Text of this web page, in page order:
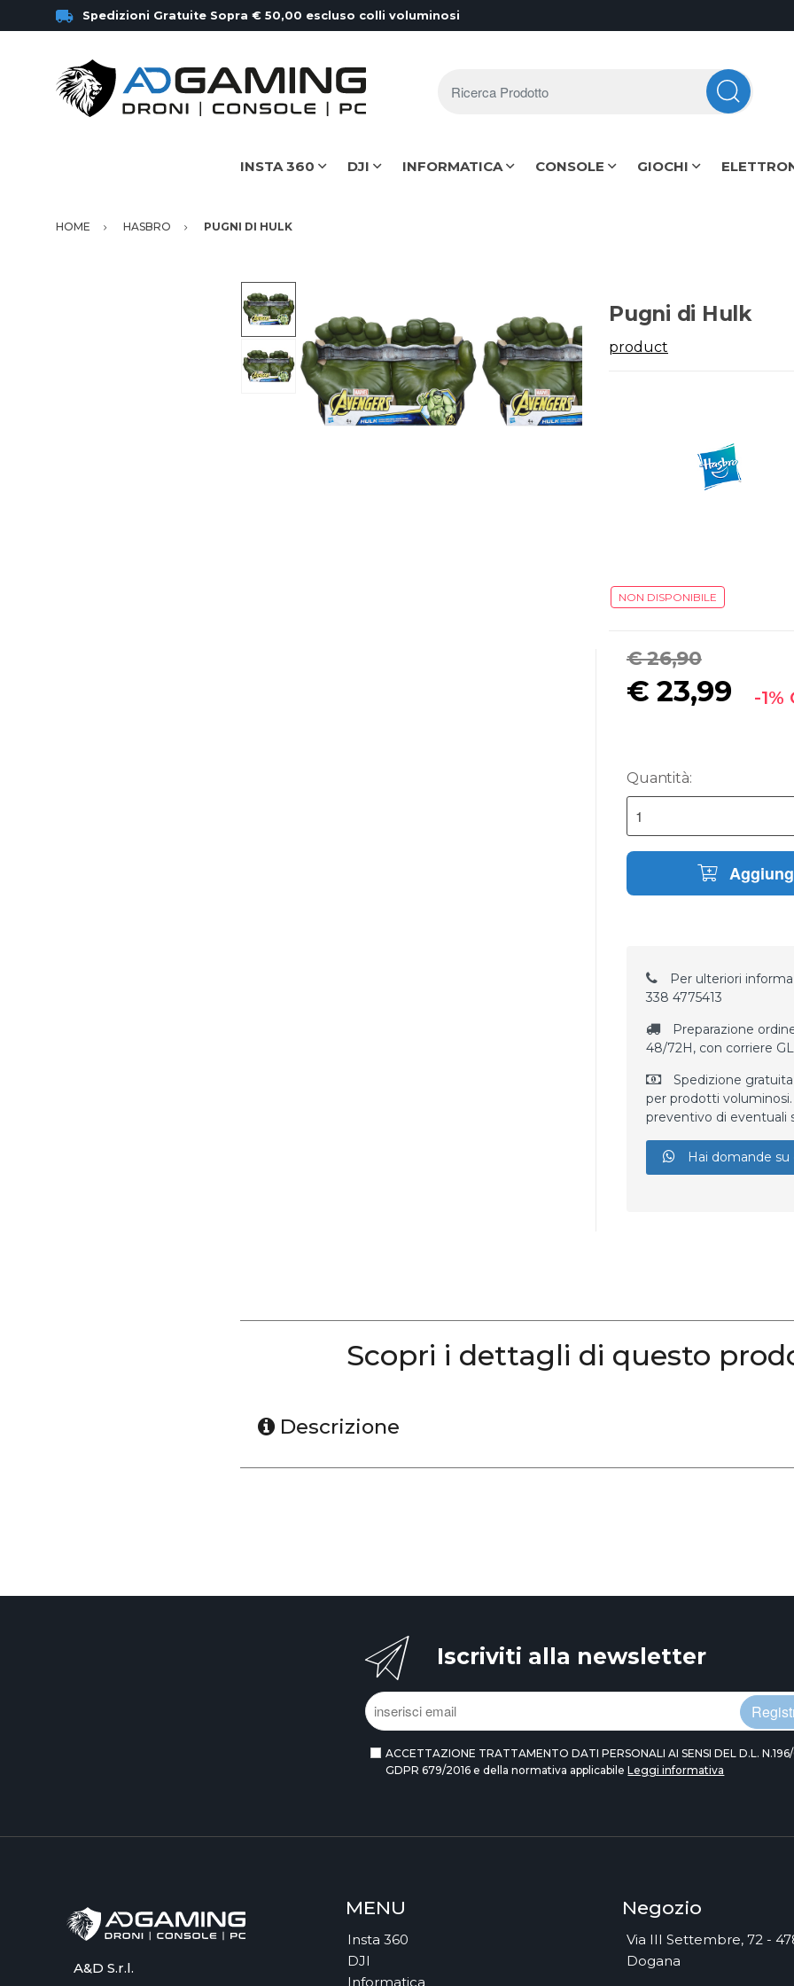
Spedizioni Gratuite Sopra € 50,00 escluso colli voluminosi
INSTA 360 DJI INFORMATICA CONSOLE GIOCHI
HOME HASBRO PUGNI DI HULK
Pugni di Hulk
product
NON DISPONIBILE
€ 26,90
€23,99 -1%
Quantità:
Per ulteriori
338 4775413
Preparazione
48/72H, con corriere
Spedizione
per prodotti
preventivo di eventuali
Hai domande
Scopri i dettagli di questo
Descrizione
Iscriviti alla newsletter
ACCETTAZIONE TRATTAMENTO DATI PERSONALI AI SENSI DEL D.L.
GDPR 679/2016 e della normativa applicabileLeggi informativa
A&D S.r.l.
MENU
Insta 360
DJI
Informatica
Negozio
Via III Settembre, 72 -
Dogana